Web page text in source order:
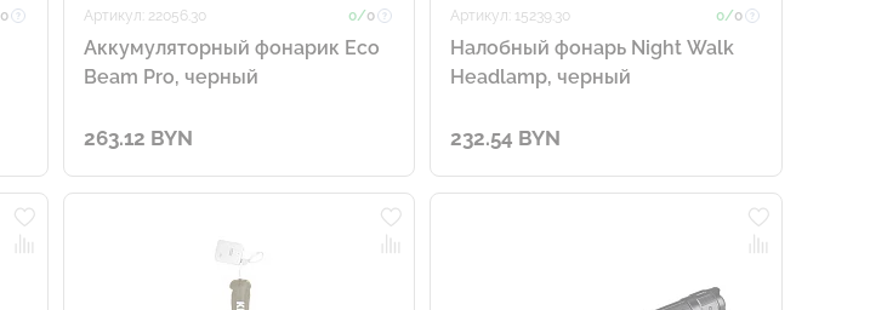
0 Артикул: 22056.30 0/0
Аккумуляторный фонарик Eco
Beam Pro, черный
263.12 BYN
Артикул: 15239.30 0/0
Налобный фонарь Night Walk
Headlamp, черный
232.54 BYN